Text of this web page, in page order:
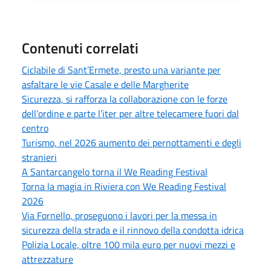
Contenuti correlati
Ciclabile di Sant’Ermete, presto una variante per
asfaltare le vie Casale e delle Margherite
Sicurezza, si rafforza la collaborazione con le forze
dell’ordine e parte l’iter per altre telecamere fuori dal
centro
Turismo, nel 2026 aumento dei pernottamenti e degli
stranieri
A Santarcangelo torna il We Reading Festival
Torna la magia in Riviera con We Reading Festival
2026
Via Fornello, proseguono i lavori per la messa in
sicurezza della strada e il rinnovo della condotta idrica
Polizia Locale, oltre 100 mila euro per nuovi mezzi e
attrezzature